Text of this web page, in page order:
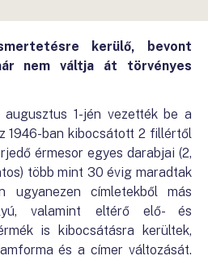
kerülő, bevont
nem váltja át törvényes
augusztus 1-jén vezették be a
1946-ban kibocsátott 2 fillértől
érmesor egyes darabjai (2,
több mint 30 évig maradtak
ugyanezen címletekből más
valamint eltérő elő- és
is kibocsátásra kerültek,
és a címer változását.